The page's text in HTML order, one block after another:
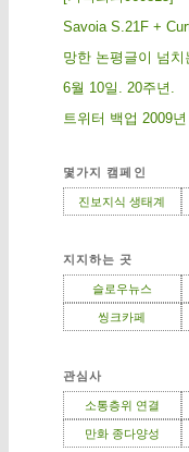
Savoia S.21F +
망한 논평글이 넘치
6월 10일. 20주년.
트위터 백업 2009
몇가지 캠페인
진보지식 생태계
지지하는 곳
슬로우뉴스
씽크카페
관심사
소통층위 연결
만화 종다양성